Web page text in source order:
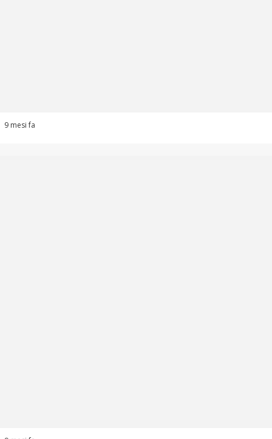
9 mesi fa